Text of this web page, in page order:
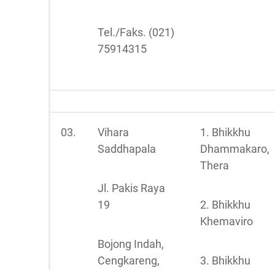
Tel./Faks. (021)
75914315
03.
Vihara
Saddhapala
Jl. Pakis Raya
19
Bojong Indah,
Cengkareng,
1. Bhikkhu
Dhammakaro,
Thera
2. Bhikkhu
Khemaviro
3. Bhikkhu